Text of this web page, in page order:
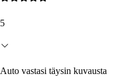
5
Auto vastasi täysin kuvausta